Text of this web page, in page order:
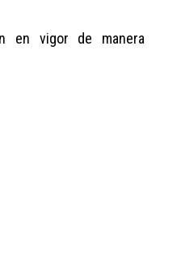
en vigor de manera